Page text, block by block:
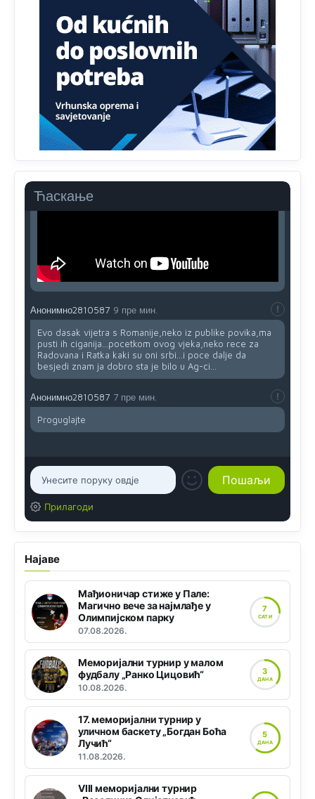
Ћаскање
Анонимно2808843 јуче 6:20
reconquista
Анонимно2553747 6:49
Анонимно2808843
Анонимно2810587 9 пре мин.
Evo dasak vijetra s Romanije,neko iz publike povika,ma
pusti ih ciganija...pocetkom ovog vjeka,neko rece za
Radovana i Ratka kaki su oni srbi...i poce dalje da
besjedi znam ja dobro sta je bilo u Ag-ci...
Анонимно2810587 7 пре мин.
Proguglajte
Прилагоди
Најаве
Мађионичар стиже у Пале:
Магично вече за најмлађе у
Олимпијском парку
07.08.2026.
7
САТИ
Меморијални турнир у малом
фудбалу „Ранко Цицовић“
10.08.2026.
3
ДАНА
17. меморијални турнир у
уличном баскету „Богдан Боћа
Лучић“
11.08.2026.
5
ДАНА
VIII меморијални турнир